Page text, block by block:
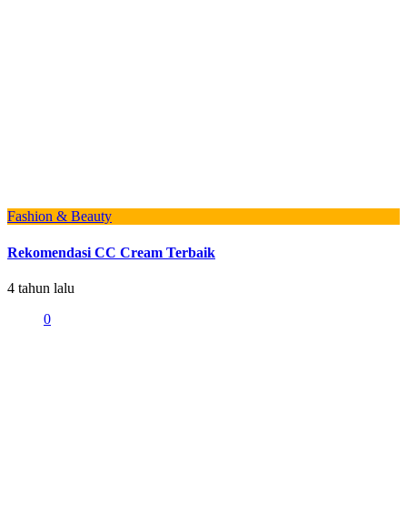
Fashion & Beauty
Rekomendasi CC Cream Terbaik
4 tahun lalu
0